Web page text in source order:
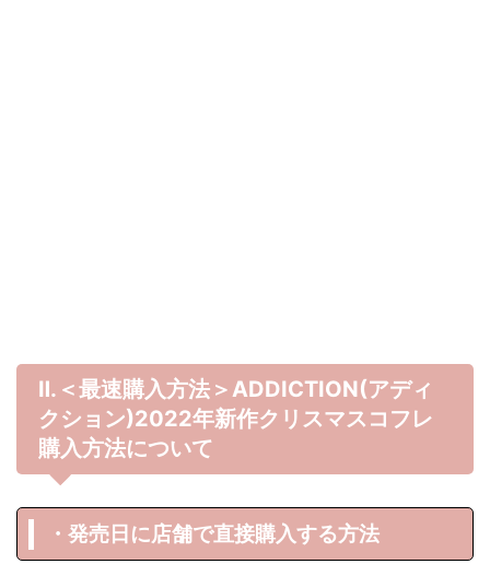
Ⅱ.＜最速購入方法＞ADDICTION(アディ
クション)2022年新作クリスマスコフレ
購入方法について
・発売日に店舗で直接購入する方法